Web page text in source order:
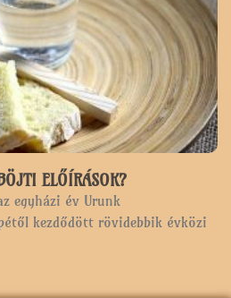
ELŐÍRÁSOK?
egyházi év Urunk
kezdődött rövidebbik évközi